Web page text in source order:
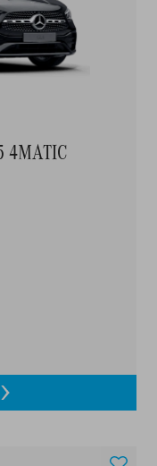
4MATIC